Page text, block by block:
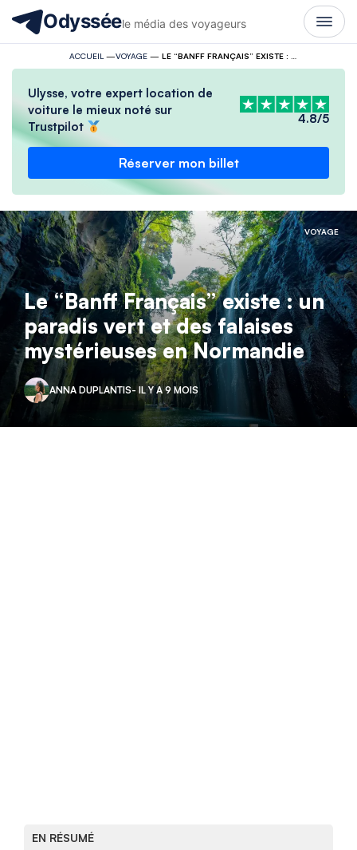
Odysséele média des voyageurs
ACCUEIL —VOYAGE—
Ulysse, votre expert location de
voiture le mieux noté sur
Trustpilot
4.8/5
Réserver mon billet
VOYAGE
Le “Banff Français” existe : un
paradis vert et des falaises
mystérieuses en Normandie
ANNA DUPLANTIS- IL Y A 9 MOIS
EN RÉSUMÉ